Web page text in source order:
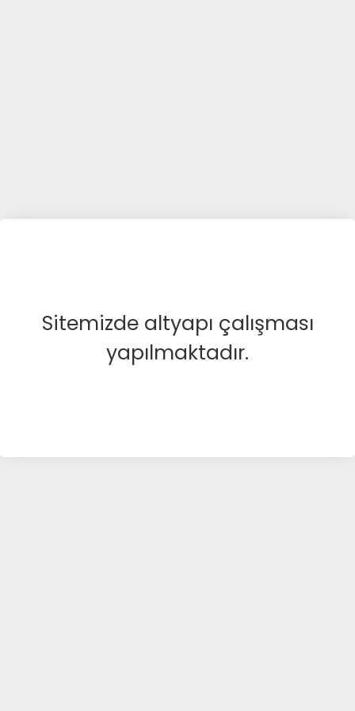
Sitemizde altyapı çalışması
yapılmaktadır.